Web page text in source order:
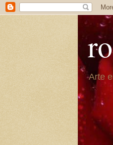
Arte